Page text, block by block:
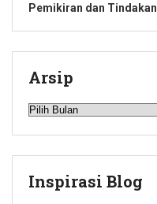
Pemikiran dan Tindakan
Arsip
Arsip
Inspirasi Blog